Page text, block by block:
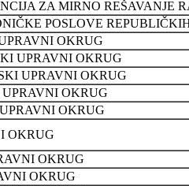
ZA MIRNO REŠAVANJE
POSLOVE
OKRUG
UPRAVNI OKRUG
UPRAVNI OKRUG
OKRUG
OKRUG
OKRUG
OKRUG
OKRUG